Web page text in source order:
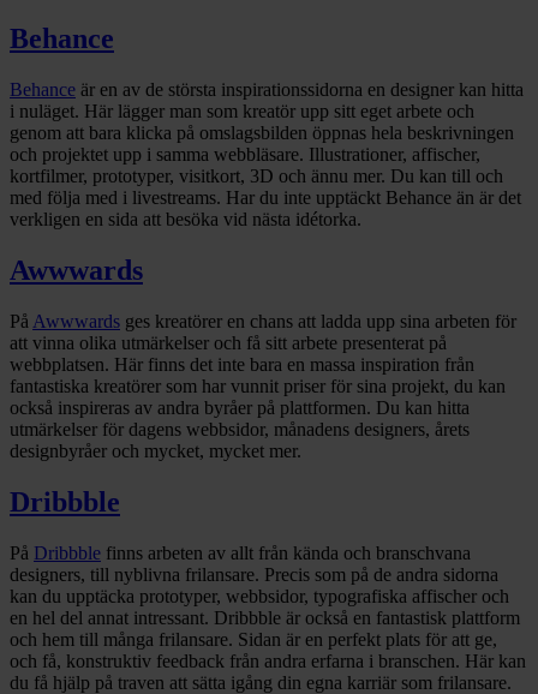
Behance
Behance är en av de största inspirationssidorna en designer kan hitta
i nuläget. Här lägger man som kreatör upp sitt eget arbete och
genom att bara klicka på omslagsbilden öppnas hela beskrivningen
och projektet upp i samma webbläsare. Illustrationer, affischer,
kortfilmer, prototyper, visitkort, 3D och ännu mer. Du kan till och
med följa med i livestreams. Har du inte upptäckt Behance än är det
verkligen en sida att besöka vid nästa idétorka.
Awwwards
På Awwwards ges kreatörer en chans att ladda upp sina arbeten för
att vinna olika utmärkelser och få sitt arbete presenterat på
webbplatsen. Här finns det inte bara en massa inspiration från
fantastiska kreatörer som har vunnit priser för sina projekt, du kan
också inspireras av andra byråer på plattformen. Du kan hitta
utmärkelser för dagens webbsidor, månadens designers, årets
designbyråer och mycket, mycket mer.
Dribbble
På Dribbble finns arbeten av allt från kända och branschvana
designers, till nyblivna frilansare. Precis som på de andra sidorna
kan du upptäcka prototyper, webbsidor, typografiska affischer och
en hel del annat intressant. Dribbble är också en fantastisk plattform
och hem till många frilansare. Sidan är en perfekt plats för att ge,
och få, konstruktiv feedback från andra erfarna i branschen. Här kan
du få hjälp på traven att sätta igång din egna karriär som frilansare.